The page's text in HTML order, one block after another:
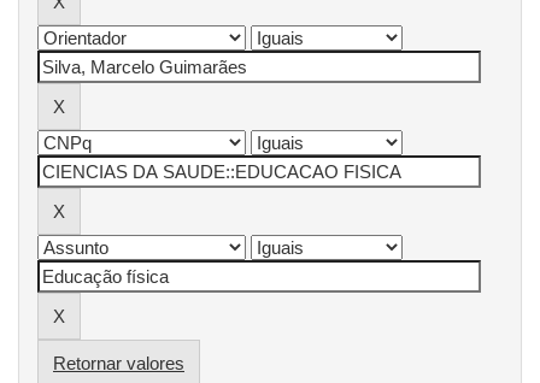
Retornar valores